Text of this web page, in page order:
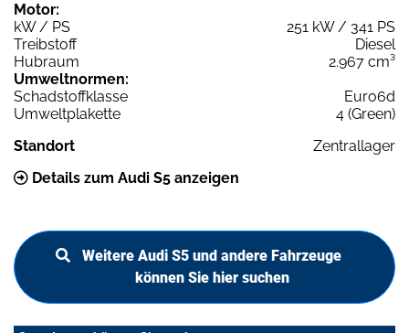
Motor:
kW / PS
251 kW / 341 PS
Treibstoff
Diesel
Hubraum
2.967 cm³
Umweltnormen:
Schadstoffklasse
Euro6d
Umweltplakette
4 (Green)
Standort
Zentrallager
Details zum Audi S5 anzeigen
Weitere Audi S5 und andere Fahrzeuge
können Sie hier suchen